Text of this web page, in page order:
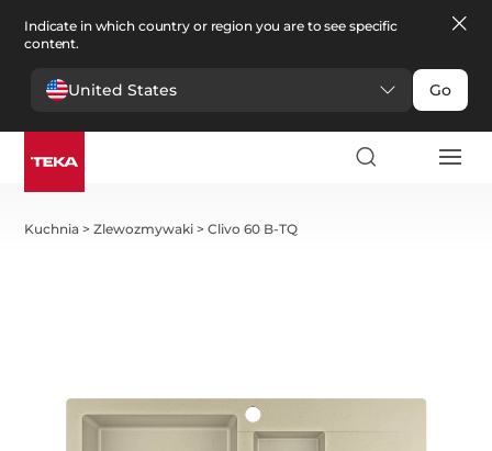
Indicate in which country or region you are to see specific
content.
United States Go
Kuchnia >Zlewozmywaki >Clivo 60 B-TQ